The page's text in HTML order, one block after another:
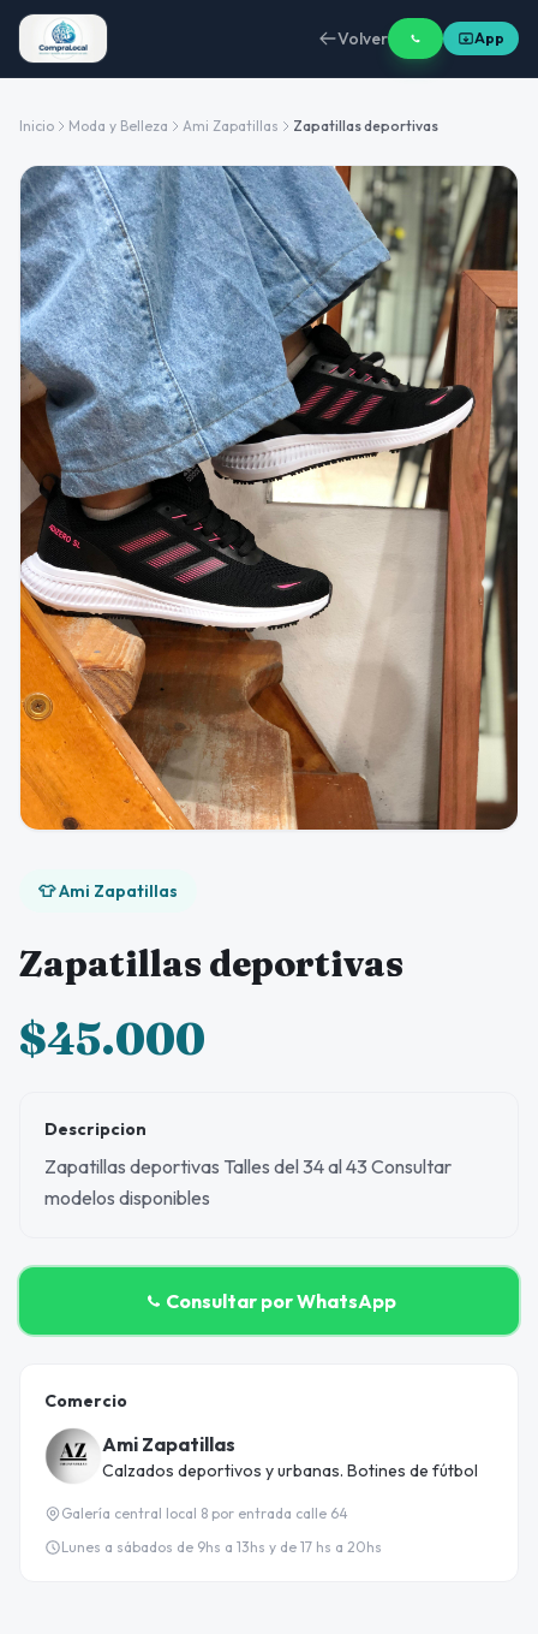
Volver App
Inicio Moda y Belleza Ami Zapatillas Zapatillas deportivas
👕 Ami Zapatillas
Zapatillas deportivas
$45.000
Descripcion
Zapatillas deportivas Talles del 34 al 43 Consultar
modelos disponibles
Consultar por WhatsApp
Comercio
Ami Zapatillas
Calzados deportivos y urbanas. Botines de fútbol
Galería central local 8 por entrada calle 64
Lunes a sábados de 9hs a 13hs y de 17 hs a 20hs